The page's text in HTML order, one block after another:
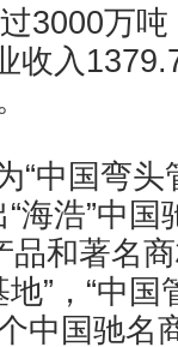
3000万
收入
国弯头
海浩”中国
品和著名
”，“中
中国驰名